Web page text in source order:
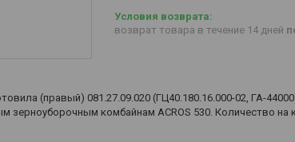
возврат товара в течение 14 дней
(правый) 081.27.09.020 (ГЦ40.180.16.000-02, ГА-
зерноуборочным комбайнам ACROS 530. Количество на